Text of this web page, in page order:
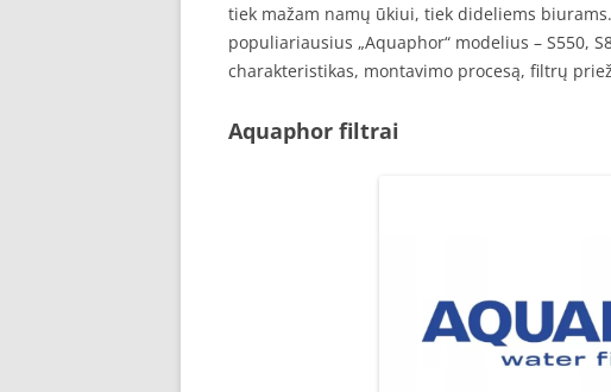
tiek mažam namų ūkiui, tiek dideliems
populiariausius „Aquaphor“ modelius – S550,
charakteristikas, montavimo procesą, filtrų
Aquaphor filtrai